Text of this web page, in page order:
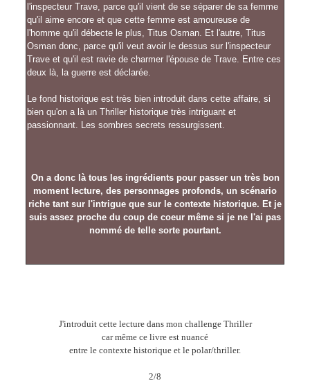
l'inspecteur Trave, parce qu'il vient de se séparer de sa femme
qu'il aime encore et que cette femme est amoureuse de
l'homme qu'il débecte le plus, Titus Osman. Et l'autre, Titus
Osman donc, parce qu'il veut avoir le dessus sur l'inspecteur
Trave et qu'il est ravie de charmer l'épouse de Trave. Entre ces
deux là, la guerre est déclarée.
Le fond historique est très bien introduit dans cette affaire, si
bien qu'on a là un Thriller historique très intriguant et
passionnant. Les sombres secrets ressurgissent.
On a donc là tous les ingrédients pour passer un très bon
moment lecture, des personnages profonds, un scénario
riche tant sur l'intrigue que sur le contexte historique. Et je
suis assez proche du coup de coeur même si je ne l'ai pas
nommé de telle sorte pourtant.
J'introduit cette lecture dans mon challenge Thriller
car même ce livre est nuancé
entre le contexte historique et le polar/thriller.
2/8